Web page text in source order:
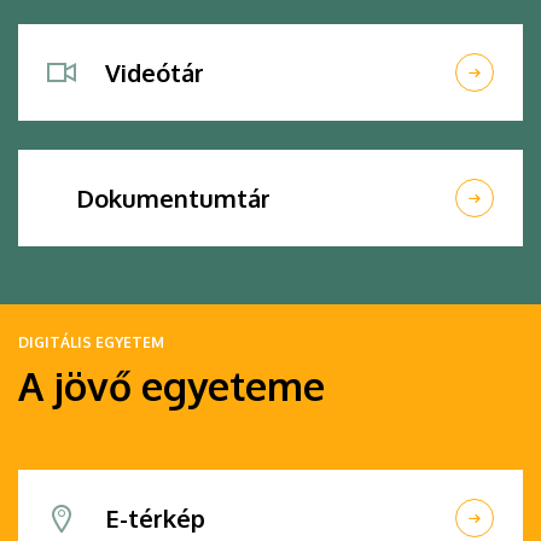
Videótár
Dokumentumtár
DIGITÁLIS EGYETEM
A jövő egyeteme
E-térkép